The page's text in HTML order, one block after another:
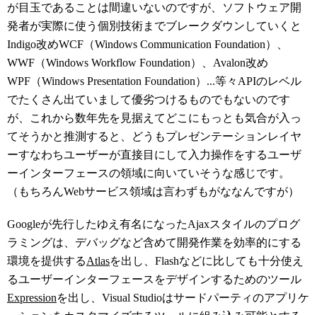
が目玉であることは間違いないのですが、ソフトウェア開
発者が実際に使う個別技術までブレークダウンしていくと
Indigo改めWCF（Windows Communication Foundation）、
WWF（Windows Workflow Foundation）、Avalon改め
WPF（Windows Presentation Foundation）...等々APIのレベル
でたくさん出ていまして優劣つけるものでもないのです
が、これから数年先を見据えてどこにもっとも気合が入っ
てそうかと推測すると、どうもプレゼンテーションレイヤ
ーすなわちユーザーが直接目にして入力操作をするユーザ
ーインターフェースの領域に向いていそうな感じです。
（もちろんWebサービス領域は言わずもがななんですが）
Googleが先行したゆえ有名になったAjaxスタイルのプログ
ラミングは、デバッグなど含めて開発作業を効率的にする
環境を提供するAtlasを出し、Flashなどに比しても十分使え
るユーザーインターフェースをデザインするためのツール
Expressionを出し、Visual Studioはサードパーティのアプリケ